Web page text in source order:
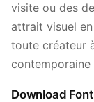
visite ou des
attrait visuel
toute créateur
contemporaine
Download Font